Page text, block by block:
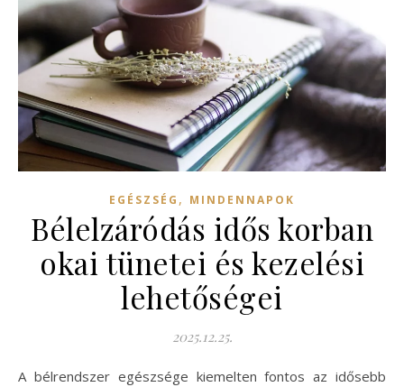
EGÉSZSÉG , MINDENNAPOK
Bélelzáródás idős korban
okai tünetei és kezelési
lehetőségei
2025.12.25.
A bélrendszer egészsége kiemelten fontos az idősebb